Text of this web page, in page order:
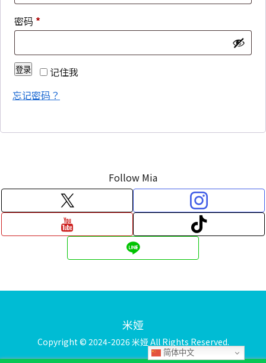
密码 *必
记住我
登录
忘记密码？
Follow Mia
米娅
Copyright © 2024-2026 米娅 All Rights Reserved.
简体中文